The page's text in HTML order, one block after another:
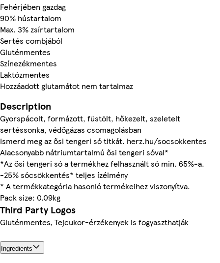
Fehérjében gazdag
90% hústartalom
Max. 3% zsírtartalom
Sertés combjából
Gluténmentes
Színezékmentes
Laktózmentes
Hozzáadott glutamátot nem tartalmaz
Description
Gyorspácolt, formázott, füstölt, hőkezelt, szeletelt
sertéssonka, védőgázas csomagolásban
Ismerd meg az ősi tengeri só titkát. herz.hu/socsokkentes
Alacsonyabb nátriumtartalmú ősi tengeri sóval*
*Az ősi tengeri só a termékhez felhasznált só min. 65%-a.
-25% sócsökkentés* teljes ízélmény
* A termékkategória hasonló termékeihez viszonyítva.
Pack size: 0.09kg
Third Party Logos
Gluténmentes, Tejcukor-érzékenyek is fogyaszthatják
Ingredients